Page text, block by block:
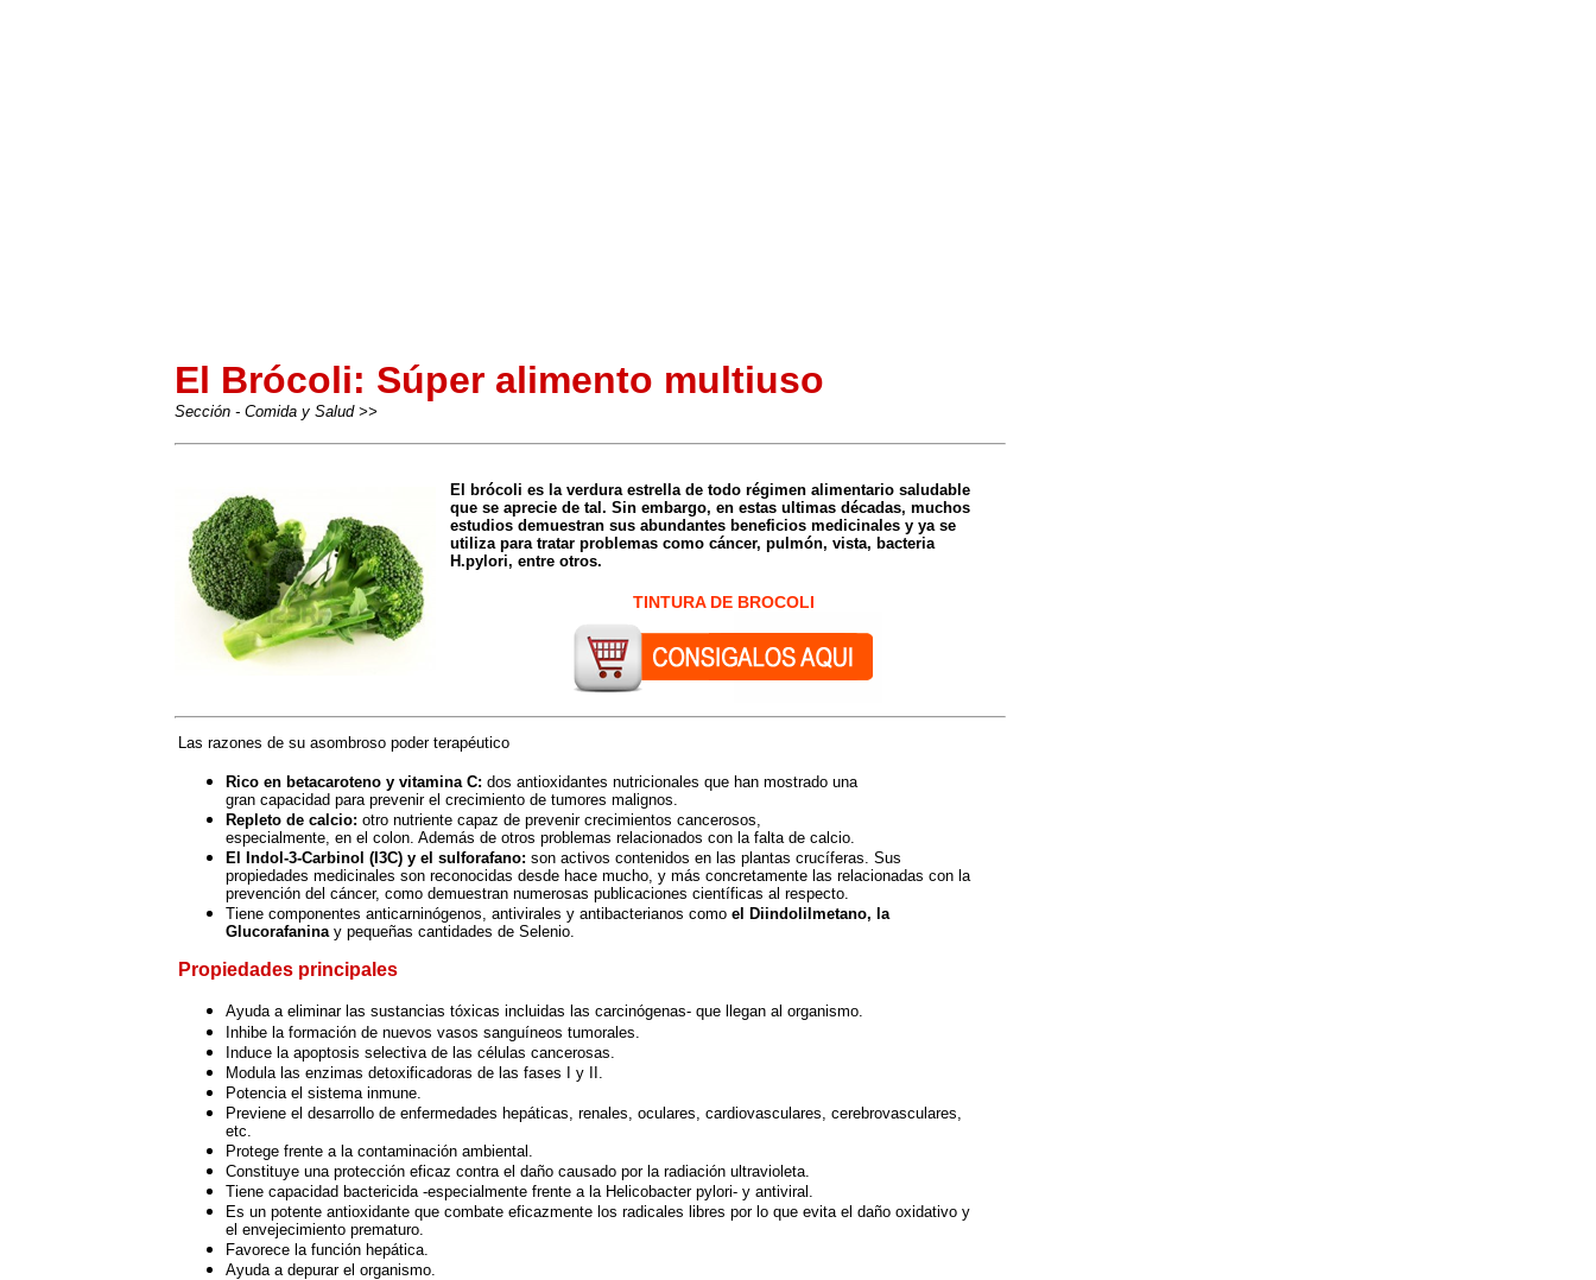
El Brócoli: Súper alimento multiuso
Sección - Comida y Salud >>
El brócoli es la verdura estrella de todo régimen alimentario saludable
que se aprecie de tal. Sin embargo, en estas ultimas décadas, muchos
estudios demuestran sus abundantes beneficios medicinales y ya se
utiliza para tratar problemas como cáncer, pulmón, vista, bacteria
H.pylori, entre otros.
TINTURA DE BROCOLI
Las razones de su asombroso poder terapéutico
Rico en betacaroteno y vitamina C: dos antioxidantes nutricionales que han mostrado una
gran capacidad para prevenir el crecimiento de tumores malignos.
Repleto de calcio: otro nutriente capaz de prevenir crecimientos cancerosos,
especialmente, en el colon. Además de otros problemas relacionados con la falta de calcio.
El Indol-3-Carbinol (I3C) y el sulforafano: son activos contenidos en las plantas crucíferas. Sus
propiedades medicinales son reconocidas desde hace mucho, y más concretamente las relacionadas con la
prevención del cáncer, como demuestran numerosas publicaciones científicas al respecto.
Tiene componentes anticarninógenos, antivirales y antibacterianos como el Diindolilmetano, la
Glucorafaninay pequeñas cantidades de Selenio.
Propiedades principales
Ayuda a eliminar las sustancias tóxicas incluidas las carcinógenas- que llegan al organismo.
Inhibe la formación de nuevos vasos sanguíneos tumorales.
Induce la apoptosis selectiva de las células cancerosas.
Modula las enzimas detoxificadoras de las fases I y II.
Potencia el sistema inmune.
Previene el desarrollo de enfermedades hepáticas, renales, oculares, cardiovasculares, cerebrovasculares,
etc.
Protege frente a la contaminación ambiental.
Constituye una protección eficaz contra el daño causado por la radiación ultravioleta.
Tiene capacidad bactericida -especialmente frente a la Helicobacter pylori- y antiviral.
Es un potente antioxidante que combate eficazmente los radicales libres por lo que evita el daño oxidativo y
el envejecimiento prematuro.
Favorece la función hepática.
Ayuda a depurar el organismo.